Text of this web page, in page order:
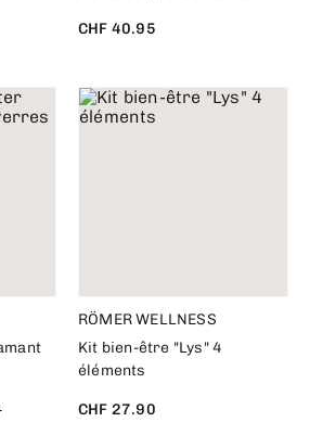
CHF 40.95
RÖMER WELLNESS
Kit bien-être "Lys" 4
éléments
CHF 27.90